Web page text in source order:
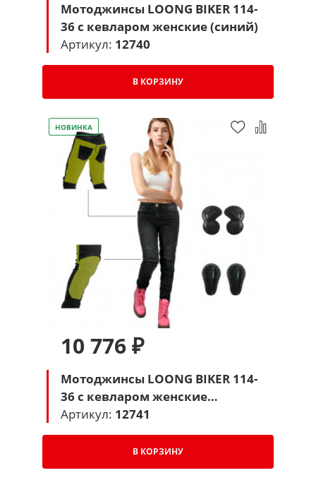
Мотоджинсы LOONG BIKER 114-
36 с кевларом женские (синий)
Артикул: 12740
В КОРЗИНУ
НОВИНКА
10 776 ₽
Мотоджинсы LOONG BIKER 114-
36 с кевларом женские
(черный)
Артикул: 12741
В КОРЗИНУ